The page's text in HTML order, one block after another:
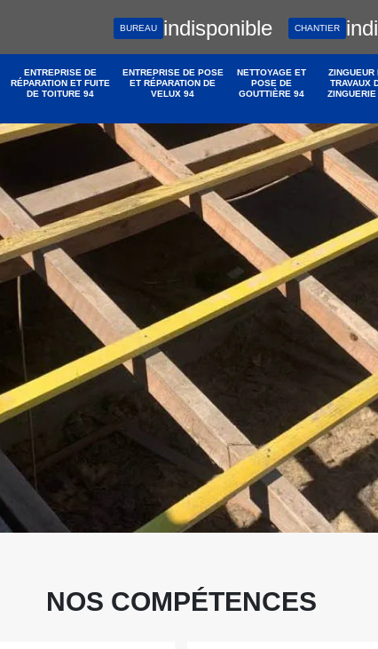
BUREAU indisponible CHANTIER
ENTREPRISE DE
RÉPARATION ET FUITE
DE TOITURE 94
ENTREPRISE DE POSE
ET RÉPARATION DE
VELUX 94
NETTOYAGE ET
POSE DE
GOUTTIÈRE 94
ZINGUEUR
TRAVAUX
ZINGUERIE
NOS COMPÉTENCES